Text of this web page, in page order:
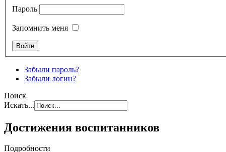
Пароль
Запомнить меня
Забыли пароль?
Забыли логин?
Поиск
Искать...
Достижения воспитанников
Подробности